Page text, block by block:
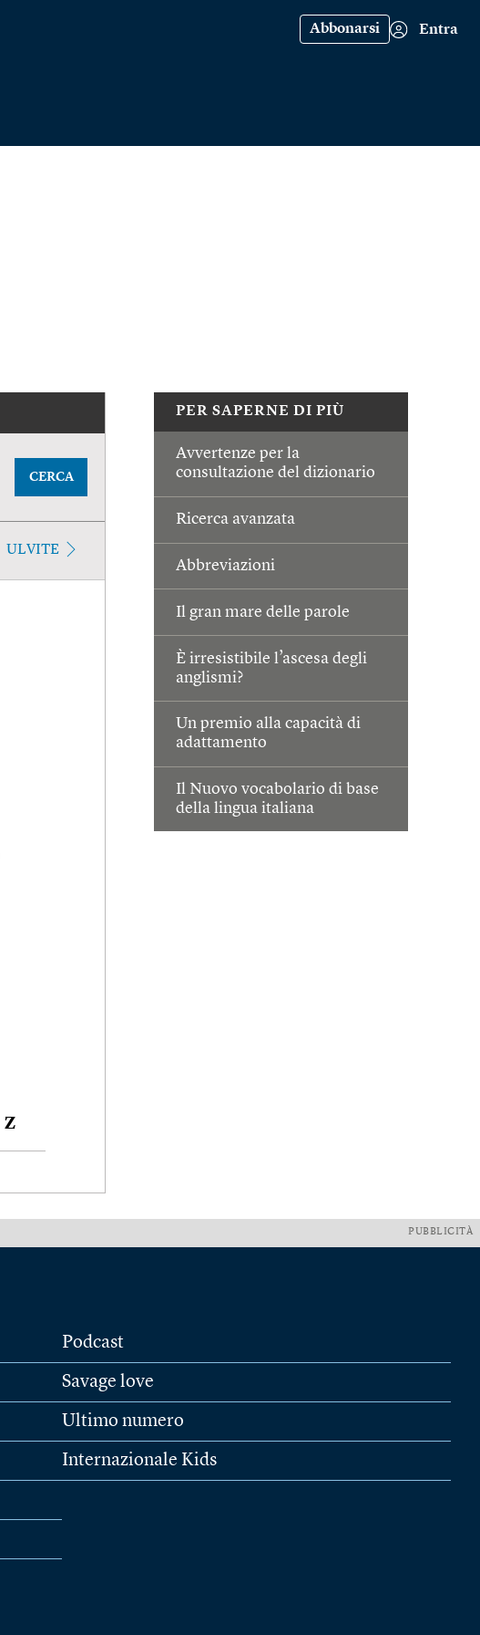
Abbonarsi Entra
PER SAPERNE DI PIÙ
Avvertenze per la
consultazione del dizionario
Ricerca avanzata
Abbreviazioni
Il gran mare delle parole
È irresistibile l’ascesa degli
anglismi?
Un premio alla capacità di
adattamento
Il Nuovo vocabolario di base
della lingua italiana
CERCA
ULVITE
Z
PUBBLICITÀ
Podcast
Savage love
Ultimo numero
Internazionale Kids